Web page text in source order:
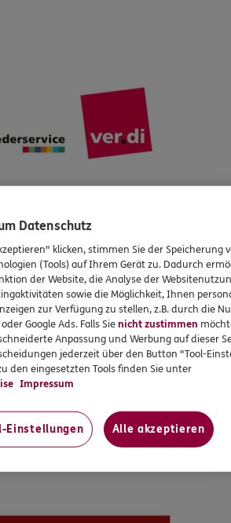
für ver.di Mitglieder
profitieren Sie und Ihre
attraktiven Vorteilen bei den
und Finanzdienstleistungen von
unsere exklusiven
für Sie als ver.di Mitglied.
Datenschutz
klicken, stimmen Sie der Speicherung
(Tools) auf Ihrem Gerät zu. Dadurch
der Website, die Analyse der
sowie die Möglichkeit, Ihnen
zur Verfügung zu stellen, z.B. durch die
Google Ads. Falls Sienicht zustimmen
Anpassung und Werbung auf dieser
jederzeit über den Button "Tool-
den eingesetzten Tools finden Sie unter
Impressum
Einstellungen Alle akzeptieren